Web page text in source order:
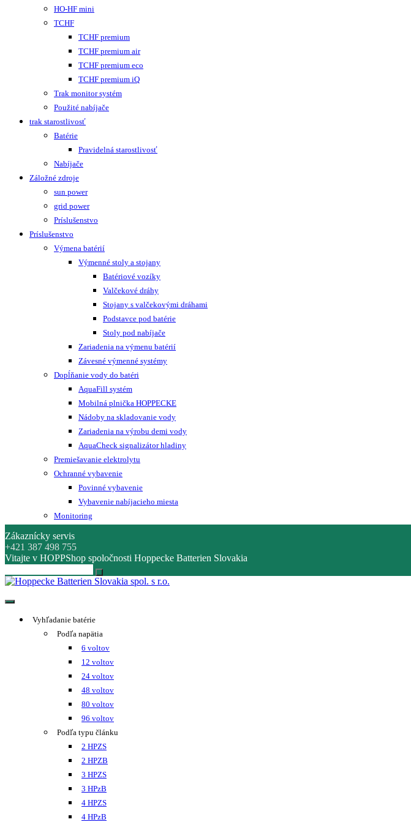
HO-HF mini
TCHF
TCHF premium
TCHF premium air
TCHF premium eco
TCHF premium iQ
Trak monitor systém
Použité nabíjače
trak starostlivosť
Batérie
Pravidelná starostlivosť
Nabíjače
Záložné zdroje
sun power
grid power
Príslušenstvo
Príslušenstvo
Výmena batérií
Výmenné stoly a stojany
Batériové vozíky
Valčekové dráhy
Stojany s valčekovými dráhami
Podstavce pod batérie
Stoly pod nabíjače
Zariadenia na výmenu batérií
Závesné výmenné systémy
Dopĺňanie vody do batéri
AquaFill systém
Mobilná plnička HOPPECKE
Nádoby na skladovanie vody
Zariadenia na výrobu demi vody
AquaCheck signalizátor hladiny
Premiešavanie elektrolytu
Ochranné vybavenie
Povinné vybavenie
Vybavenie nabíjacieho miesta
Monitoring
Zákaznícky servis
+421 387 498 755
Vitajte v HOPPShop spoločnosti Hoppecke Batterien Slovakia
Hoppecke Batterien Slovakia spol. s r.o.
Online B2B konfigurátor HOPPECKE
Vyhľadanie batérie
Podľa napätia
6 voltov
12 voltov
24 voltov
48 voltov
80 voltov
96 voltov
Podľa typu článku
2 HPZS
2 HPZB
3 HPZS
3 HPzB
4 HPZS
4 HPzB